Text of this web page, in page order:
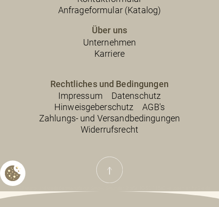
Anfrageformular (Katalog)
Über uns
Unternehmen
Karriere
Rechtliches und Bedingungen
Impressum
Datenschutz
Hinweisgeberschutz
AGB's
Zahlungs- und Versandbedingungen
Widerrufsrecht